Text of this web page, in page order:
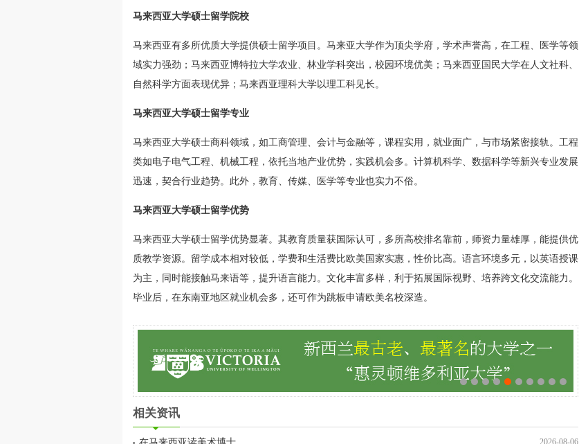
马来西亚大学硕士留学院校
马来西亚有多所优质大学提供硕士留学项目。马来亚大学作为顶尖学府，学术声誉高，在工程、医学等领
域实力强劲；马来西亚博特拉大学农业、林业学科突出，校园环境优美；马来西亚国民大学在人文社科、
自然科学方面表现优异；马来西亚理科大学以理工科见长。
马来西亚大学硕士留学专业
马来西亚大学硕士商科领域，如工商管理、会计与金融等，课程实用，就业面广，与市场紧密接轨。工程
类如电子电气工程、机械工程，依托当地产业优势，实践机会多。计算机科学、数据科学等新兴专业发展
迅速，契合行业趋势。此外，教育、传媒、医学等专业也实力不俗。
马来西亚大学硕士留学优势
马来西亚大学硕士留学优势显著。其教育质量获国际认可，多所高校排名靠前，师资力量雄厚，能提供优
质教学资源。留学成本相对较低，学费和生活费比欧美国家实惠，性价比高。语言环境多元，以英语授课
为主，同时能接触马来语等，提升语言能力。文化丰富多样，利于拓展国际视野、培养跨文化交流能力。
毕业后，在东南亚地区就业机会多，还可作为跳板申请欧美名校深造。
相关资讯
2026-08-06